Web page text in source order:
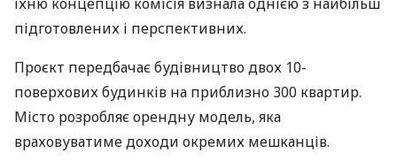
підготовлених і перспективних.
Проєкт передбачає будівництво двох 10-
поверхових будинків на приблизно 300 квартир.
Місто розробляє орендну модель, яка
враховуватиме доходи окремих мешканців.